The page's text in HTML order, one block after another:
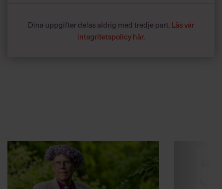
Dina uppgifter delas aldrig med tredje part. Läs vår
integritetspolicy här.